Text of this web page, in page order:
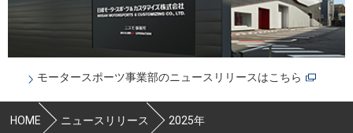
モータースポーツ事業部のニュースリリースはこちら
HOME ニュースリリース 2025年